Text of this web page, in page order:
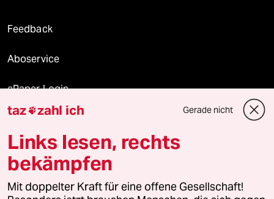
Feedback
Aboservice
ePaper Login
Downloads für Abonnierende
© 2026 taz Verlags und Vertriebs GmbH
Alle Rechte vorbehalten. Bei rechtlichen Fragen oder für Genehmigungen
wenden Sie sich bitte an
lizenzen@taz.de
taz zahl ich Gerade nicht
Links lesen, rechts
bekämpfen
Mit doppelter Kraft für eine offene Gesellschaft!